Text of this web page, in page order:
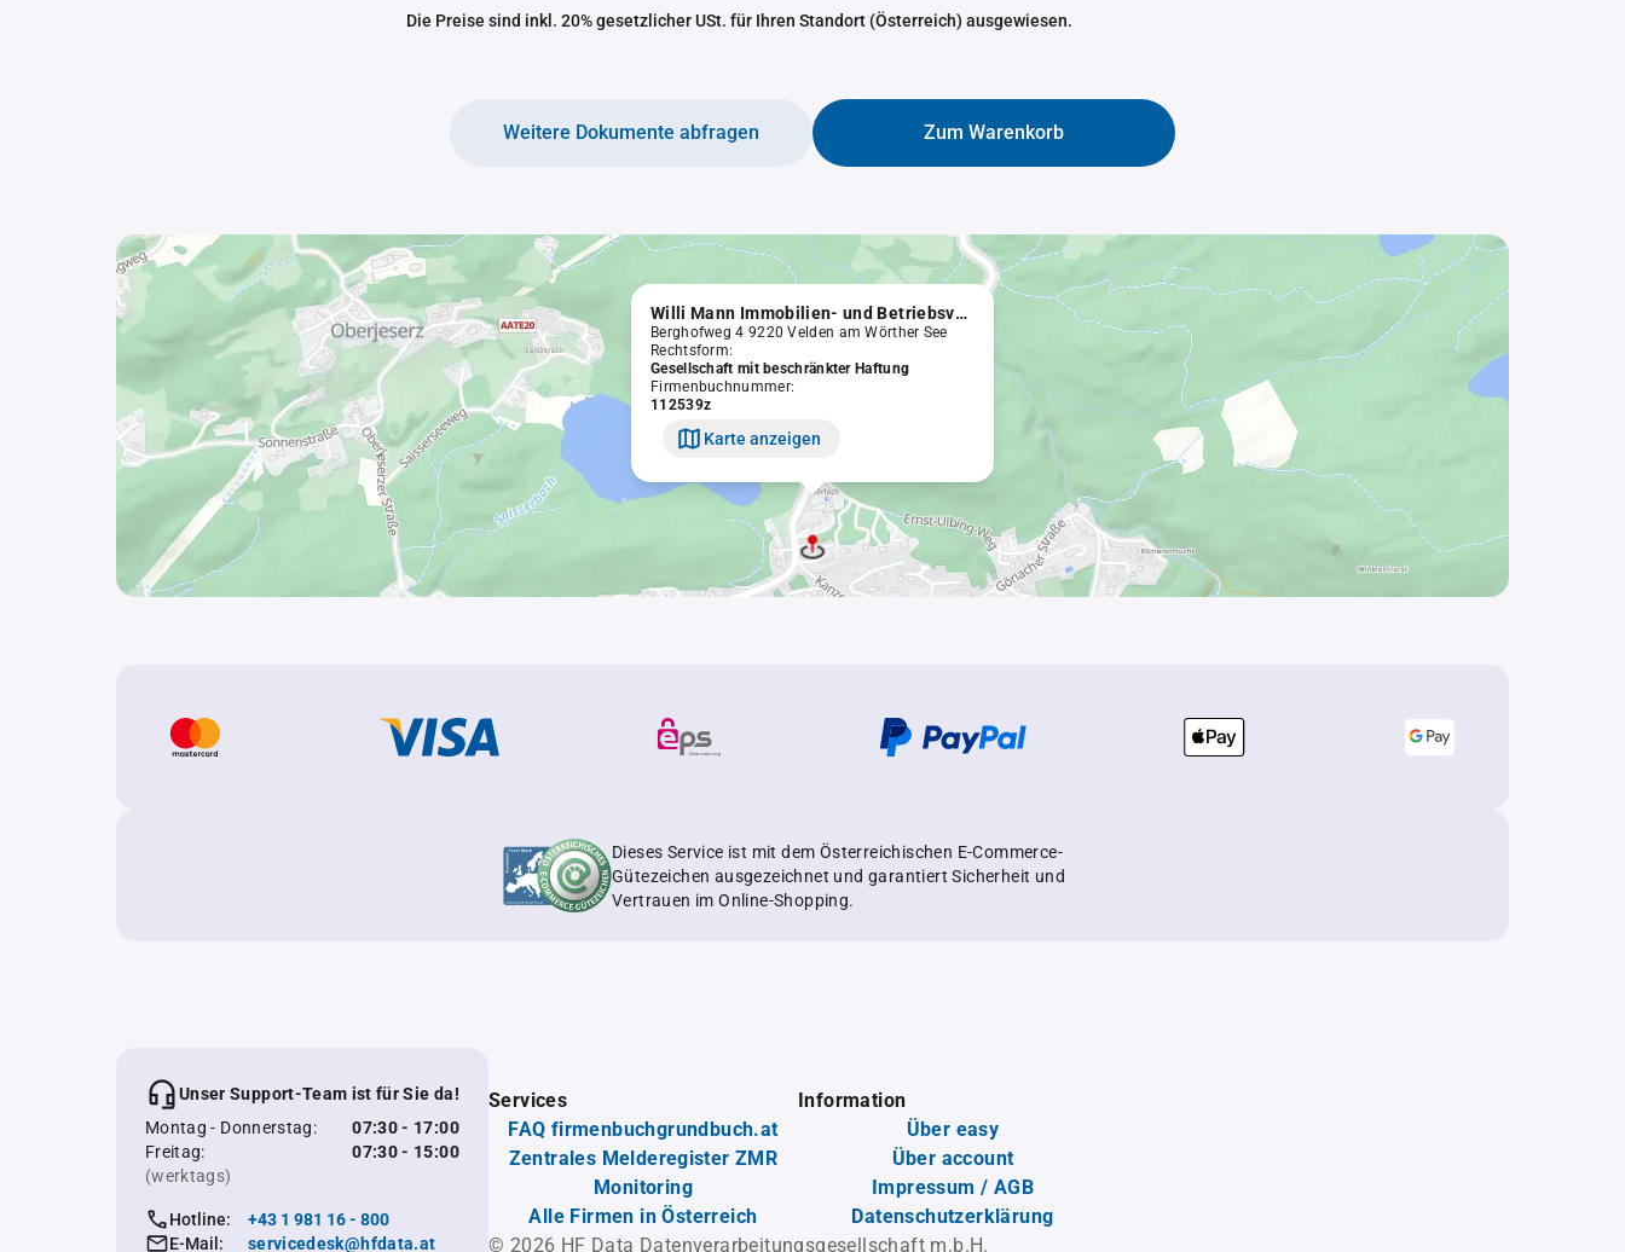
Die Preise sind inkl. 20% gesetzlicher USt. für Ihren Standort (Österreich) ausgewiesen.
Zum Warenkorb
Weitere Dokumente abfragen
Willi Mann Immobilien- und Betriebsvermittlungs Gesellschaft m.b.H.
Berghofweg 4 9220 Velden am Wörther See
Rechtsform:
Gesellschaft mit beschränkter Haftung
Firmenbuchnummer:
112539z
Karte anzeigen
Dieses Service ist mit dem Österreichischen E-Commerce-
Gütezeichen ausgezeichnet und garantiert Sicherheit und
Vertrauen im Online-Shopping.
Unser Support-Team ist für Sie da!
Montag - Donnerstag:
07:30 - 17:00
Freitag:
07:30 - 15:00
(werktags)
Hotline:
+43 1 981 16 - 800
E-Mail:
servicedesk@hfdata.at
Services
FAQ firmenbuchgrundbuch.at
Zentrales Melderegister ZMR
Monitoring
Alle Firmen in Österreich
Information
Über easy
Über account
Impressum / AGB
Datenschutzerklärung
© 2026 HF Data Datenverarbeitungsgesellschaft m.b.H.